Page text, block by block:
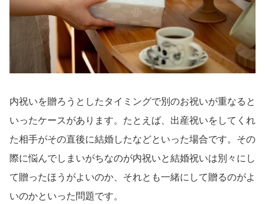
内祝いを贈ろうとしたタイミングで別のお祝いが重なると
いったケースがあります。たとえば、出産祝いをしてくれ
た相手がその直後に結婚したなどといった場合です。その
際に悩んでしまいがちなのが内祝いと結婚祝いは別々にし
て贈ったほうがよいのか、それとも一緒にして贈るのがよ
いのかといった問題です。